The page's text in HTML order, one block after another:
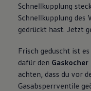
Schnellkupplung
Schnellkupplung des
gedrückt hast. Jetzt
Frisch geduscht ist
dafür den Gaskocher
achten, dass du vor
Gasabsperrventile